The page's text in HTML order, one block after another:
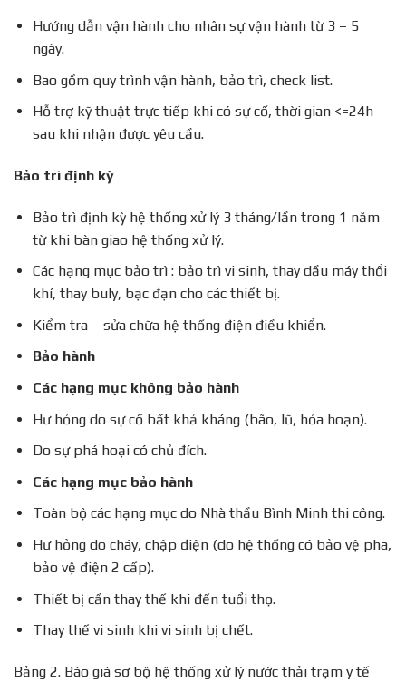
Hướng dẫn vận hành cho nhân sự vận hành từ 3 – 5
ngày.
Bao gồm quy trình vận hành, bảo trì, check list.
Hỗ trợ kỹ thuật trực tiếp khi có sự cố, thời gian <=24h
sau khi nhận được yêu cầu.
Bảo trì định kỳ
Bảo trì định kỳ hệ thống xử lý 3 tháng/lần trong 1 năm
từ khi bàn giao hệ thống xử lý.
Các hạng mục bảo trì : bảo trì vi sinh, thay dầu máy thổi
khí, thay buly, bạc đạn cho các thiết bị.
Kiểm tra – sửa chữa hệ thống điện điều khiển.
Bảo hành
Các hạng mục không bảo hành
Hư hỏng do sự cố bất khả kháng (bão, lũ, hỏa hoạn).
Do sự phá hoại có chủ đích.
Các hạng mục bảo hành
Toàn bộ các hạng mục do Nhà thầu Bình Minh thi công.
Hư hỏng do cháy, chập điện (do hệ thống có bảo vệ pha,
bảo vệ điện 2 cấp).
Thiết bị cần thay thế khi đến tuổi thọ.
Thay thế vi sinh khi vi sinh bị chết.
Bảng 2. Báo giá sơ bộ hệ thống xử lý nước thải trạm y tế